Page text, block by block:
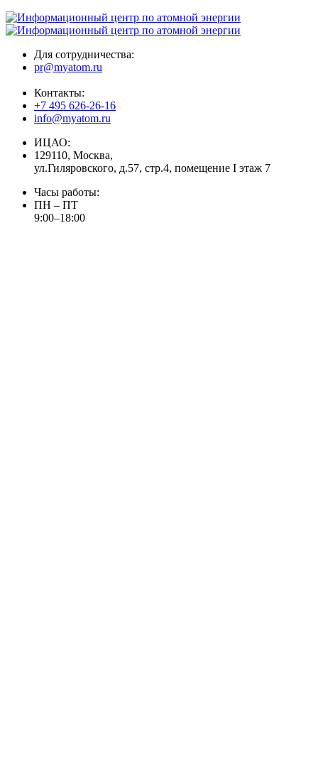
Для сотрудничества:
pr@myatom.ru
Контакты:
+7 495 626-26-16
info@myatom.ru
ИЦАО:
129110, Москва,
ул.Гиляровского, д.57, стр.4, помещение I этаж 7
Часы работы:
ПН – ПТ
9:00–18:00